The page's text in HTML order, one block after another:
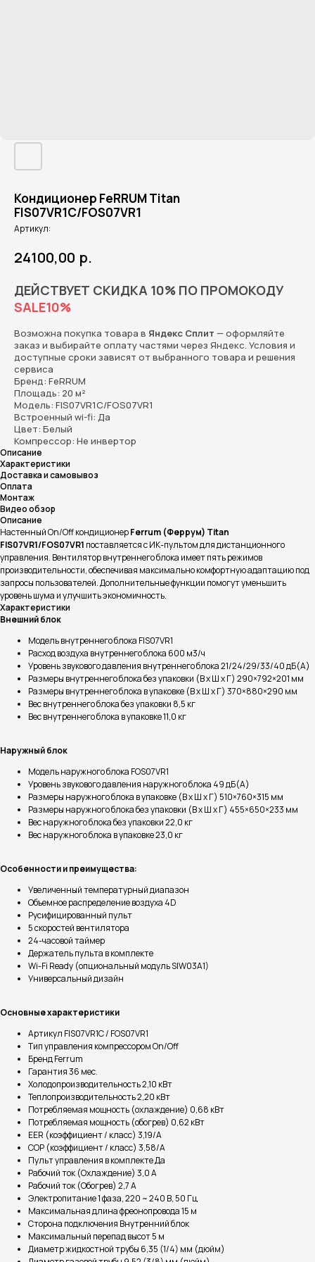
Кондиционер FeRRUM Titan
FIS07VR1С/FOS07VR1
Артикул:
24100,00 р.
ДЕЙСТВУЕТ СКИДКА 10% ПО ПРОМОКОДУ
SALE10%
Возможна покупка товара в Яндекс Сплит — оформляйте
заказ и выбирайте оплату частями через Яндекс. Условия и
доступные сроки зависят от выбранного товара и решения
сервиса
Бренд: FeRRUM
Площадь: 20 м²
Модель: FIS07VR1С/FOS07VR1
Встроенный wi-fi: Да
Цвет: Белый
Компрессор: Не инвертор
Описание
Характеристики
Доставка и самовывоз
Оплата
Монтаж
Видео обзор
Описание
Настенный On/Off кондиционерFerrum (Феррум) Titan
FIS07VR1/FOS07VR1 поставляется с ИК-пультом для дистанционного
управления. Вентилятор внутреннего блока имеет пять режимов
производительности, обеспечивая максимально комфортную адаптацию под
запросы пользователей. Дополнительные функции помогут уменьшить
уровень шума и улучшить экономичность.
Характеристики
Внешний блок
Модель внутреннего блока FIS07VR1
Расход воздуха внутреннего блока 600 м3/ч
Уровень звукового давления внутреннего блока 21/24/29/33/40 дБ(А)
Размеры внутреннего блока без упаковки (В х Ш х Г) 290×792×201 мм
Размеры внутреннего блока в упаковке (В х Ш х Г) 370×880×290 мм
Вес внутреннего блока без упаковки 8,5 кг
Вес внутреннего блока в упаковке 11,0 кг
Наружный блок
Модель наружного блока FOS07VR1
Уровень звукового давления наружного блока 49 дБ(А)
Размеры наружного блока в упаковке (В х Ш х Г) 510×760×315 мм
Размеры наружного блока без упаковки (В х Ш х Г) 455×650×233 мм
Вес наружного блока без упаковки 22,0 кг
Вес наружного блока в упаковке 23,0 кг
Особенности и преимущества:
Увеличенный температурный диапазон
Объемное распределение воздуха 4D
Русифицированный пульт
5 скоростей вентилятора
24-часовой таймер
Держатель пульта в комплекте
Wi-Fi Ready (опциональный модуль SIW03A1)
Универсальный дизайн
Основные характеристики
Артикул FIS07VR1С / FOS07VR1
Тип управления компрессором On/Off
Бренд Ferrum
Гарантия 36 мес.
Холодопроизводительность 2,10 кВт
Теплопроизводительность 2,20 кВт
Потребляемая мощность (охлаждение) 0,68 кВт
Потребляемая мощность (обогрев) 0,62 кВт
EER (коэффициент / класс) 3,19/A
COP (коэффициент / класс) 3,58/A
Пульт управления в комплекте Да
Рабочий ток (Охлаждение) 3,0 A
Рабочий ток (Обогрев) 2,7 А
Электропитание 1 фаза, 220 ~ 240 В, 50 Гц
Максимальная длина фреонопровода 15 м
Сторона подключения Внутренний блок
Максимальный перепад высот 5 м
Диаметр жидкостной трубы 6,35 (1/4) мм (дюйм)